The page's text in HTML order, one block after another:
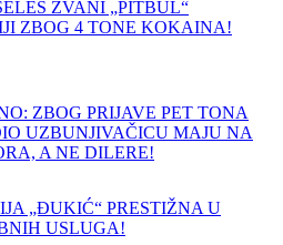
ZVANI „PITBUL“
ZBOG 4 TONE KOKAINA!
ZBOG PRIJAVE PET TONA
UZBUNJIVAČICU MAJU NA
A NE DILERE!
„ĐUKIĆ“ PRESTIŽNA U
USLUGA!